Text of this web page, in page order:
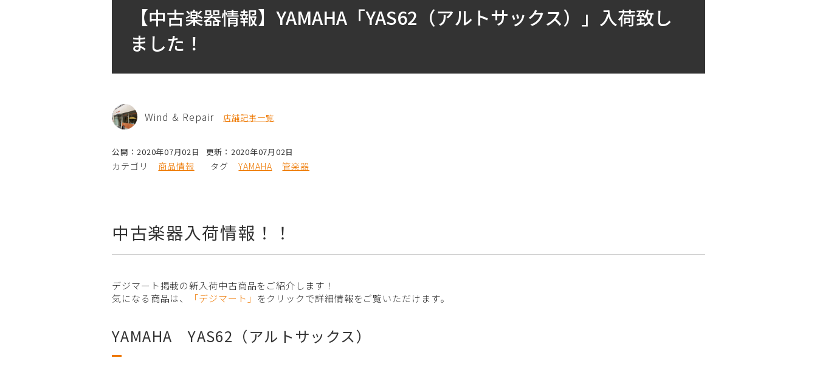
【中古楽器情報】YAMAHA「YAS62（アルトサックス）」入荷致し
ました！
Wind & Repair 店舗記事一覧
公開：2020年07月02日 更新：2020年07月02日
カテゴリ 商品情報 タグ YAMAHA 管楽器
中古楽器入荷情報！！
デジマート掲載の新入荷中古商品をご紹介します！
気になる商品は、
「デジマート」 をクリックで詳細情報をご覧いただけます。
YAMAHA YAS62（アルトサックス）